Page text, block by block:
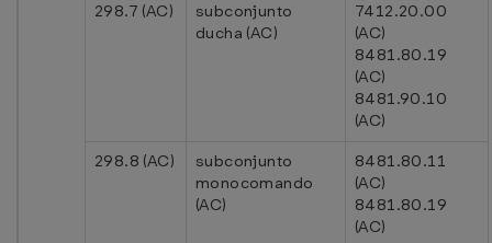
298.7 (AC)
subconjunto
ducha (AC)
7412.20.00
(AC)
8481.80.19
(AC)
8481.90.10
(AC)
298.8 (AC)
subconjunto
monocomando
(AC)
8481.80.11
(AC)
8481.80.19
(AC)